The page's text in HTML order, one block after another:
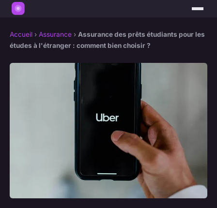
Accueil › Assurance › Assurance des prêts étudiants pour les
études à l'étranger : comment bien choisir ?